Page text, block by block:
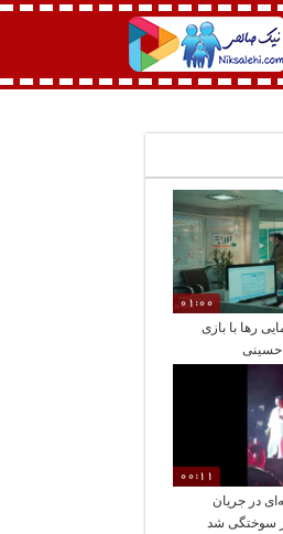
01:00
رها با بازی
00:11
در جریان
سوختگی شد